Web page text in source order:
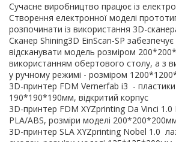
Сучасне виробництво працює із
Створення електронної моделі
розпочинати із використання 3D-
Cканер Shining3D EinScan-SP
відсканувати модель розміром
використанням обертового столу, а з
у ручному режимі - розміром
3D-принтер FDM Vernerfab i3 - пластики
190*190*190мм, відкритий корпус
3D-принтер FDM XYZprinting Da Vinci 1.0
PLA/ABS, розміри моделі
3D-принтер SLA XYZprinting Nobel 1.0